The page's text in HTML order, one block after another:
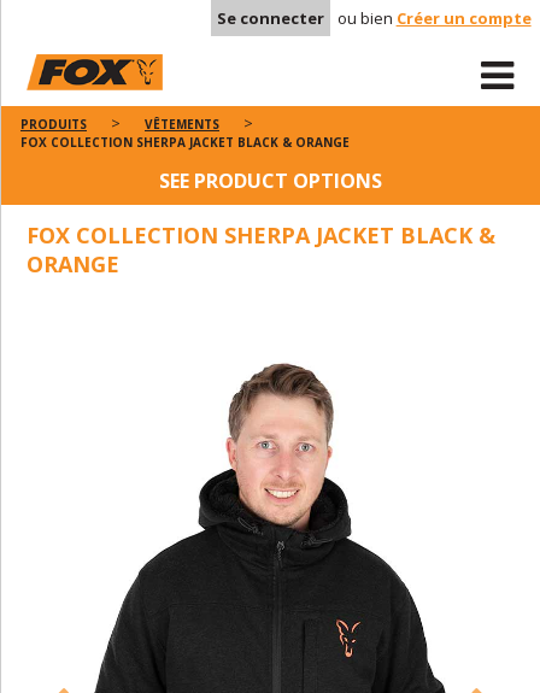
Se connecter ou bien Créer un compte
PRODUITS
VÊTEMENTS
FOX COLLECTION SHERPA JACKET BLACK & ORANGE
SEE PRODUCT OPTIONS
FOX COLLECTION SHERPA JACKET BLACK &
ORANGE